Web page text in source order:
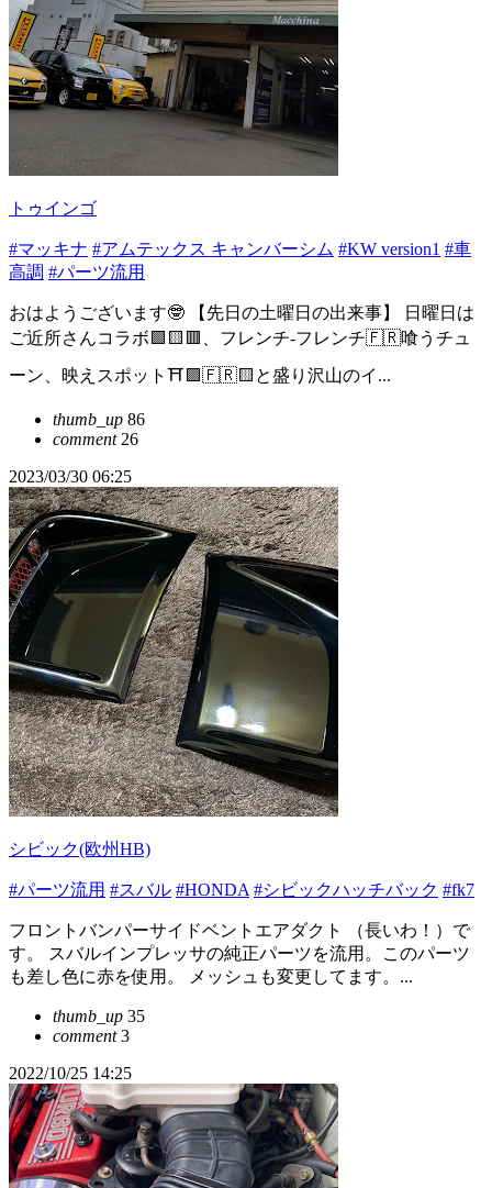
トゥインゴ
#マッキナ #アムテックス キャンバーシム #KW version1 #車
高調 #パーツ流用
おはようございます🤓 【先日の土曜日の出来事】 日曜日は
ご近所さんコラボ🟩🟨🟥、フレンチ-フレンチ🇫🇷喰うチュ
ーン、映えスポット⛩️🟪🇫🇷🟨と盛り沢山のイ...
thumb_up 86
comment26
2023/03/30 06:25
シビック(欧州HB)
#パーツ流用 #スバル #HONDA #シビックハッチバック #fk7
フロントバンパーサイドベントエアダクト （長いわ！）で
す。 スバルインプレッサの純正パーツを流用。このパーツ
も差し色に赤を使用。 メッシュも変更してます。...
thumb_up 35
comment3
2022/10/25 14:25